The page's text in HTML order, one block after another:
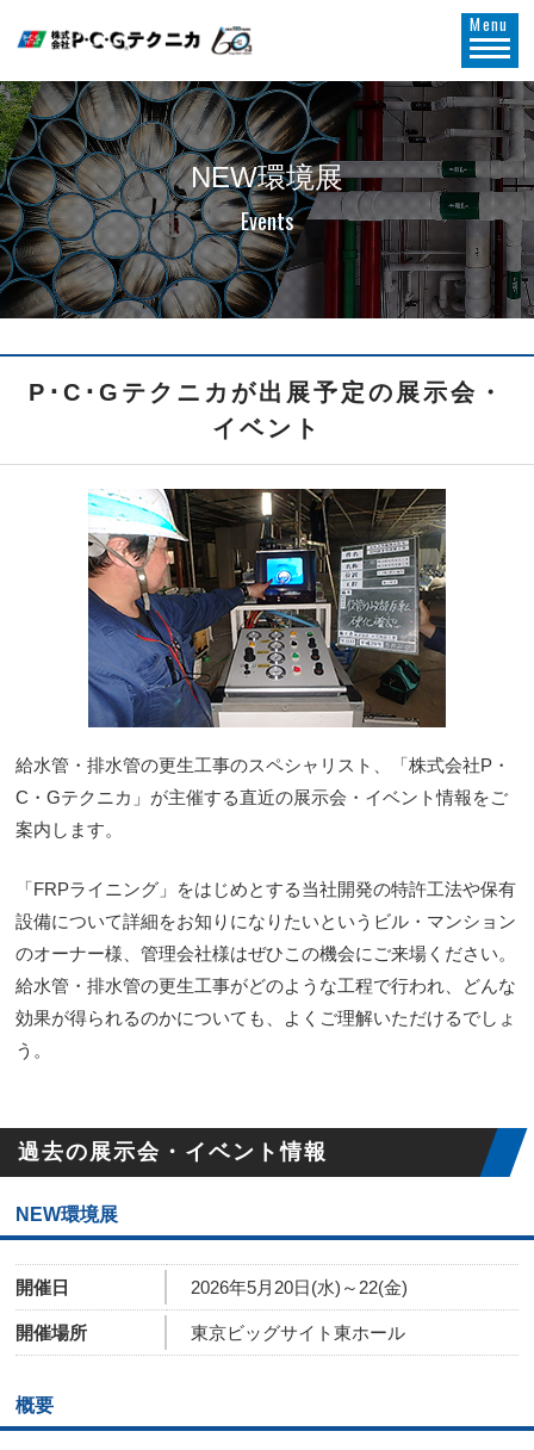
Menu
NEW環境展
Events
P･C･Gテクニカが出展予定の展示会・
イベント
給水管・排水管の更生工事のスペシャリスト、「株式会社P・
C・Gテクニカ」が主催する直近の展示会・イベント情報をご
案内します。
「FRPライニング」をはじめとする当社開発の特許工法や保有
設備について詳細をお知りになりたいというビル・マンション
のオーナー様、管理会社様はぜひこの機会にご来場ください。
給水管・排水管の更生工事がどのような工程で行われ、どんな
効果が得られるのかについても、よくご理解いただけるでしょ
う。
過去の展示会・イベント情報
NEW環境展
開催日 2026年5月20日(水)～22(金)
開催場所 東京ビッグサイト東ホール
概要